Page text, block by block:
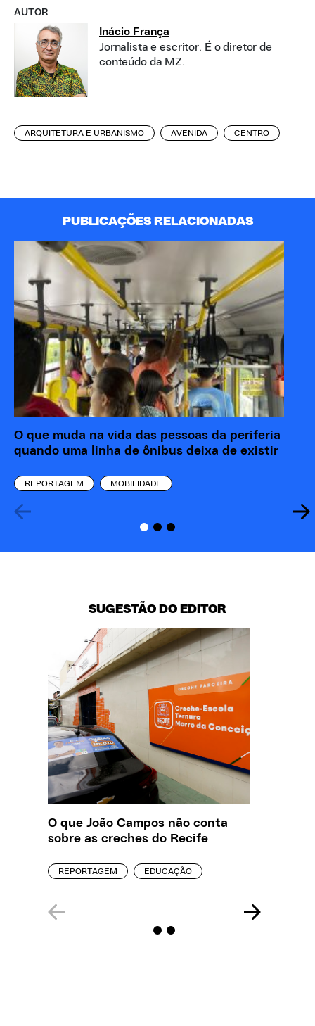
AUTOR
Inácio França
Jornalista e escritor. É o diretor de
conteúdo da MZ.
ARQUITETURA E URBANISMO AVENIDA CENTRO
PUBLICAÇÕES RELACIONADAS
O que muda na vida das pessoas da periferia
quando uma linha de ônibus deixa de existir
REPORTAGEM MOBILIDADE
SUGESTÃO DO EDITOR
O que João Campos não conta
sobre as creches do Recife
REPORTAGEM EDUCAÇÃO